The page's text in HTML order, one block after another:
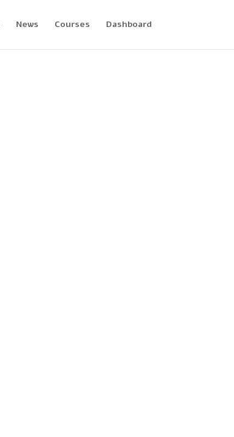
News Courses Dashboard